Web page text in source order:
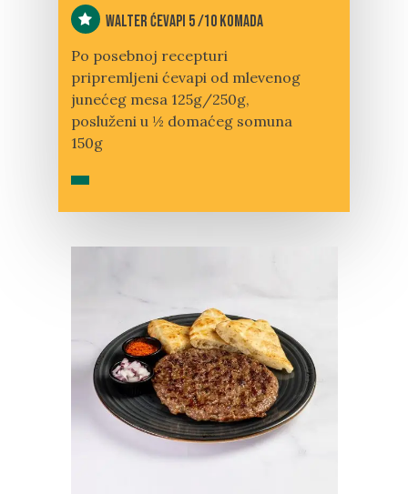
Walter ćevapi 5 /10 komada
Po posebnoj recepturi
pripremljeni ćevapi od mlevenog
junećeg mesa 125g/250g,
posluženi u ½ domaćeg somuna
150g